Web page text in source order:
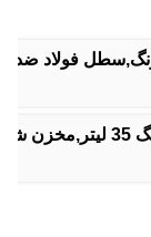
فولاد ضد